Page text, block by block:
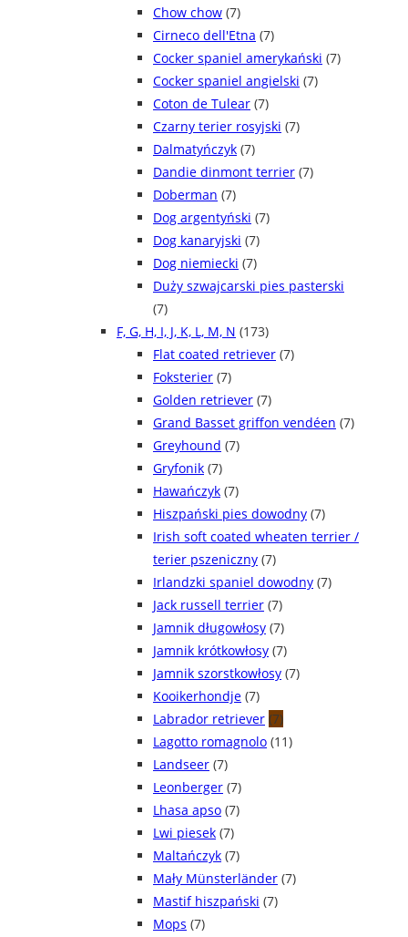
Chow chow (7)
Cirneco dell'Etna (7)
Cocker spaniel amerykański (7)
Cocker spaniel angielski (7)
Coton de Tulear (7)
Czarny terier rosyjski (7)
Dalmatyńczyk (7)
Dandie dinmont terrier (7)
Doberman (7)
Dog argentyński (7)
Dog kanaryjski (7)
Dog niemiecki (7)
Duży szwajcarski pies pasterski
(7)
F, G, H, I, J, K, L, M, N (173)
Flat coated retriever (7)
Foksterier (7)
Golden retriever (7)
Grand Basset griffon vendéen (7)
Greyhound (7)
Gryfonik (7)
Hawańczyk (7)
Hiszpański pies dowodny (7)
Irish soft coated wheaten terrier /
terier pszeniczny (7)
Irlandzki spaniel dowodny (7)
Jack russell terrier (7)
Jamnik długowłosy (7)
Jamnik krótkowłosy (7)
Jamnik szorstkowłosy (7)
Kooikerhondje (7)
Labrador retriever (7)
Lagotto romagnolo (11)
Landseer (7)
Leonberger (7)
Lhasa apso (7)
Lwi piesek (7)
Maltańczyk (7)
Mały Münsterländer (7)
Mastif hiszpański (7)
Mops (7)